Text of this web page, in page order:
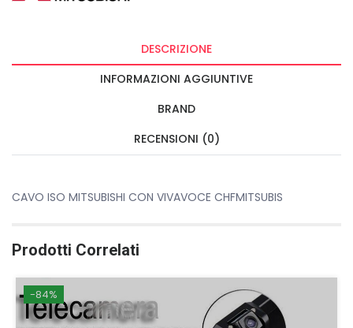
DESCRIZIONE
INFORMAZIONI AGGIUNTIVE
BRAND
RECENSIONI (0)
CAVO ISO MITSUBISHI CON VIVAVOCE CHFMITSUBIS
Prodotti Correlati
-84%